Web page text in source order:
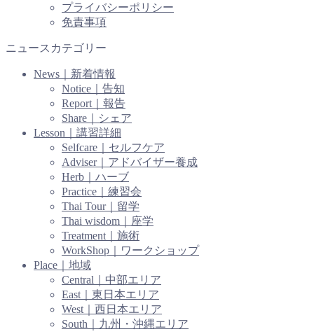
プライバシーポリシー
免責事項
ニュースカテゴリー
News｜新着情報
Notice｜告知
Report｜報告
Share｜シェア
Lesson｜講習詳細
Selfcare｜セルフケア
Adviser｜アドバイザー養成
Herb｜ハーブ
Practice｜練習会
Thai Tour｜留学
Thai wisdom｜座学
Treatment｜施術
WorkShop｜ワークショップ
Place｜地域
Central｜中部エリア
East｜東日本エリア
West｜西日本エリア
South｜九州・沖縄エリア